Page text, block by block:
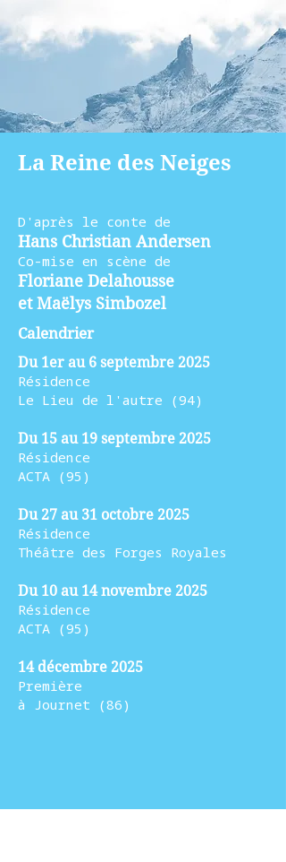
La Reine des Neiges
D'après le conte de
Hans Christian Andersen
Co-mise en scène de
Floriane Delahousse
et Maëlys Simbozel
Calendrier
Du 1er au 6 septembre 2025
Résidence
Le Lieu de l'autre (94)
Du 15 au 19 septembre 2025
Résidence
ACTA (95)
Du 27 au 31 octobre 2025
Résidence
Théâtre des Forges Royales
Du 10 au 14 novembre 2025
Résidence
ACTA (95)
14 décembre 2025
Première
à Journet (86)